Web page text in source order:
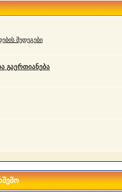
შედეგები
გაერთიანება